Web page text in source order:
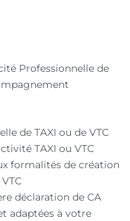
Professionnelle de
de TAXI ou de VTC
TAXI ou VTC
formalités de création
déclaration de CA
adaptées à votre